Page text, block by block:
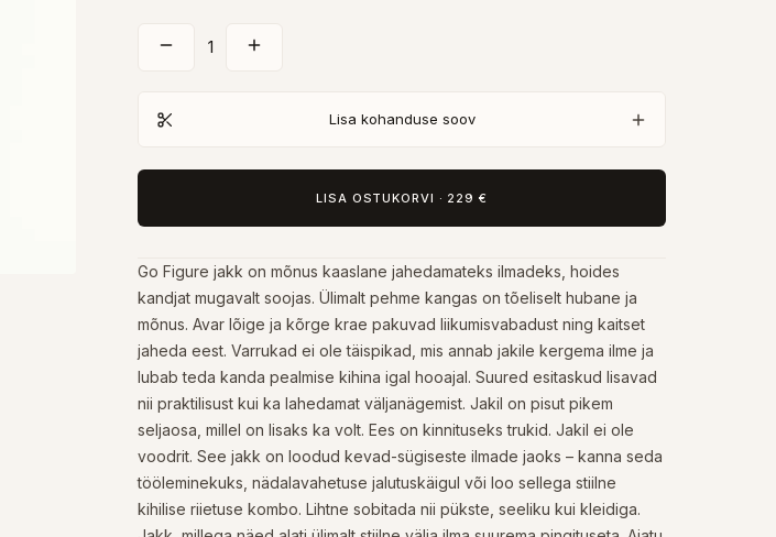
1
Lisa kohanduse soov
LISA OSTUKORVI · 229 €
Go Figure jakk on mõnus kaaslane jahedamateks ilmadeks, hoides
kandjat mugavalt soojas. Ülimalt pehme kangas on tõeliselt hubane ja
mõnus. Avar lõige ja kõrge krae pakuvad liikumisvabadust ning kaitset
jaheda eest. Varrukad ei ole täispikad, mis annab jakile kergema ilme ja
lubab teda kanda pealmise kihina igal hooajal. Suured esitaskud lisavad
nii praktilisust kui ka lahedamat väljanägemist. Jakil on pisut pikem
seljaosa, millel on lisaks ka volt. Ees on kinnituseks trukid. Jakil ei ole
voodrit. See jakk on loodud kevad-sügiseste ilmade jaoks – kanna seda
tööleminekuks, nädalavahetuse jalutuskäigul või loo sellega stiilne
kihilise riietuse kombo. Lihtne sobitada nii pükste, seeliku kui kleidiga.